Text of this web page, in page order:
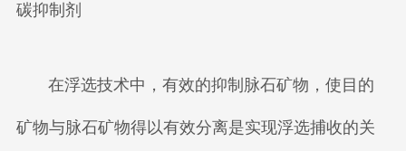
碳抑制剂
在浮选技术中，有效的抑制脉石矿物，使目的
矿物与脉石矿物得以有效分离是实现浮选捕收的关